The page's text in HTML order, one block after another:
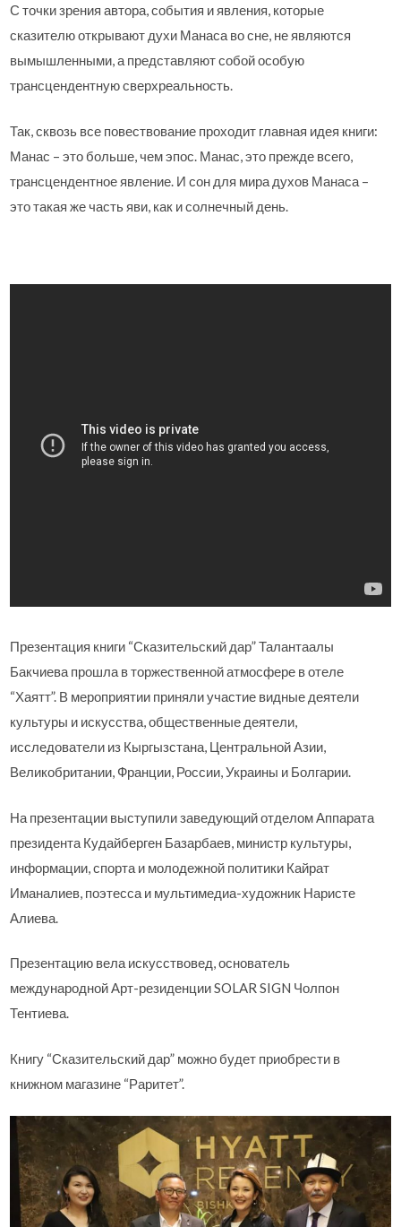
С точки зрения автора, события и явления, которые
сказителю открывают духи Манаса во сне, не являются
вымышленными, а представляют собой особую
трансцендентную сверхреальность.
Так, сквозь все повествование проходит главная идея книги:
Манас – это больше, чем эпос. Манас, это прежде всего,
трансцендентное явление. И сон для мира духов Манаса –
это такая же часть яви, как и солнечный день.
Презентация книги “Сказительский дар” Талантаалы
Бакчиева прошла в торжественной атмосфере в отеле
“Хаятт”. В мероприятии приняли участие видные деятели
культуры и искусства, общественные деятели,
исследователи из Кыргызстана, Центральной Азии,
Великобритании, Франции, России, Украины и Болгарии.
На презентации выступили заведующий отделом Аппарата
президента Кудайберген Базарбаев, министр культуры,
информации, спорта и молодежной политики Кайрат
Иманалиев, поэтесса и мультимедиа-художник Наристе
Алиева.
Презентацию вела искусствовед, основатель
международной Арт-резиденции SOLAR SIGN Чолпон
Тентиева.
Книгу “Сказительский дар” можно будет приобрести в
книжном магазине “Раритет”.